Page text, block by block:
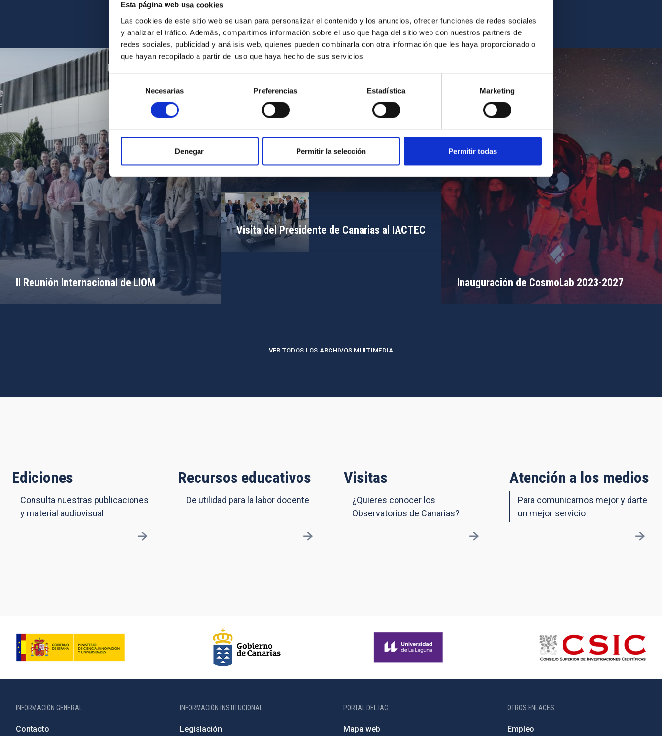
Esta página web usa cookies
Las cookies de este sitio web se usan para personalizar el contenido y los anuncios, ofrecer funciones de redes sociales
y analizar el tráfico. Además, compartimos información sobre el uso que haga del sitio web con nuestros partners de
redes sociales, publicidad y análisis web, quienes pueden combinarla con otra información que les haya proporcionado o
que hayan recopilado a partir del uso que haya hecho de sus servicios.
de
consentimiento
Necesarias Preferencias Estadística Marketing
Denegar Permitir la selección Permitir todas
II Reunión Internacional de LIOM Inauguración de CosmoLab 2023-2027
Visita del Presidente de Canarias al IACTEC
VER TODOS LOS ARCHIVOS MULTIMEDIA
Ediciones
Consulta nuestras publicaciones
y material audiovisual
Recursos educativos
De utilidad para la labor docente
Visitas
¿Quieres conocer los
Observatorios de Canarias?
Atención a los medios
Para comunicarnos mejor y darte
un mejor servicio
INFORMACIÓN GENERAL
Contacto
INFORMACIÓN INSTITUCIONAL
Legislación
PORTAL DEL IAC
Mapa web
OTROS ENLACES
Empleo